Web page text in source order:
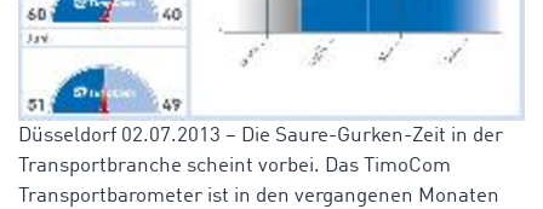
Düsseldorf 02.07.2013 – Die Saure-Gurken-Zeit in der
Transportbranche scheint vorbei. Das TimoCom
Transportbarometer ist in den vergangenen Monaten